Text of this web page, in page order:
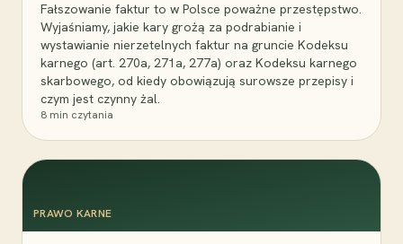
Fałszowanie faktur to w Polsce poważne przestępstwo.
Wyjaśniamy, jakie kary grożą za podrabianie i
wystawianie nierzetelnych faktur na gruncie Kodeksu
karnego (art. 270a, 271a, 277a) oraz Kodeksu karnego
skarbowego, od kiedy obowiązują surowsze przepisy i
czym jest czynny żal.
8 min czytania
PRAWO KARNE